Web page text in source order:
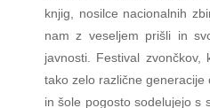
knjig, nosilce nacionalnih
nam z veseljem prišli in
javnosti. Festival
tako zelo različne
in šole pogosto sodelujejo s